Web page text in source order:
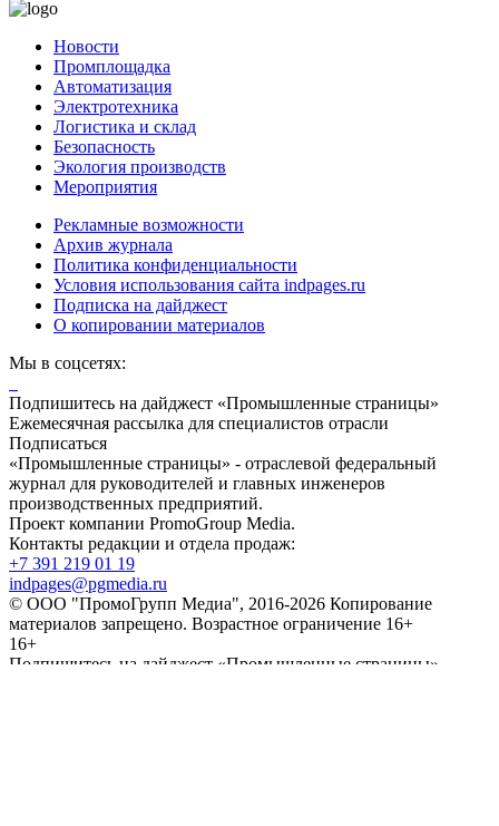
Новости
Промплощадка
Автоматизация
Электротехника
Логистика и склад
Безопасность
Экология производств
Мероприятия
Рекламные возможности
Архив журнала
Политика конфиденциальности
Условия использования сайта indpages.ru
Подписка на дайджест
О копировании материалов
Мы в соцсетях:
Подпишитесь на дайджест «Промышленные страницы»
Ежемесячная рассылка для специалистов отрасли
Подписаться
«Промышленные страницы» - отраслевой федеральный
журнал для руководителей и главных инженеров
производственных предприятий.
Проект компании PromoGroup Media.
Контакты редакции и отдела продаж:
+7 391 219 01 19
indpages@pgmedia.ru
© ООО "ПромоГрупп Медиа", 2016-2026 Копирование
материалов запрещено. Возрастное ограничение 16+
16+
Подпишитесь на дайджест «Промышленные страницы»